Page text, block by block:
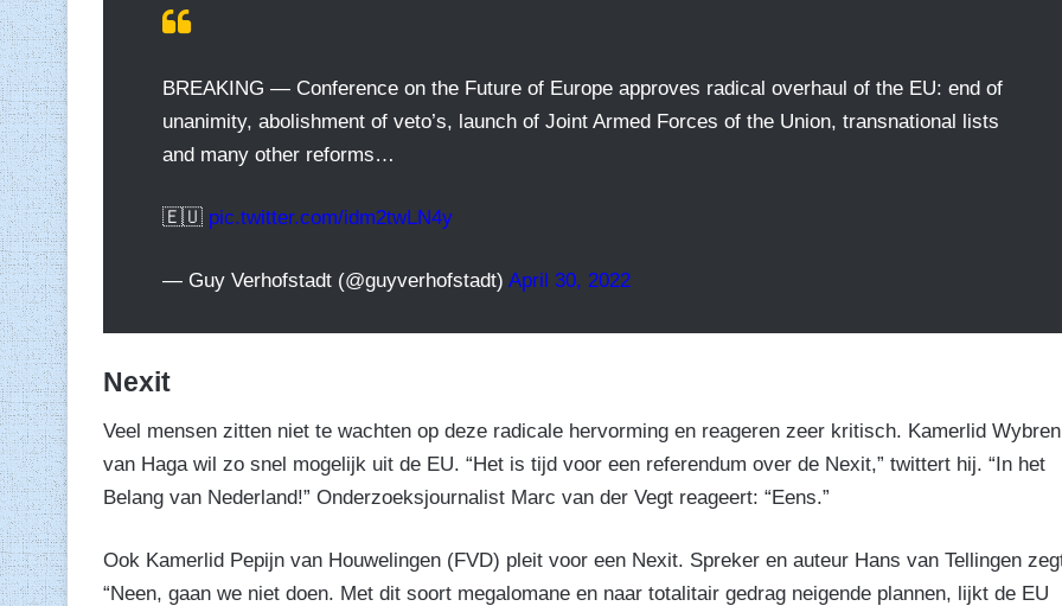
BREAKING — Conference on the Future of Europe approves radical overhaul of the EU: end of
unanimity, abolishment of veto’s, launch of Joint Armed Forces of the Union, transnational lists
and many other reforms…
🇪🇺 pic.twitter.com/idm2twLN4y
— Guy Verhofstadt (@guyverhofstadt) April 30, 2022
Nexit
Veel mensen zitten niet te wachten op deze radicale hervorming en reageren zeer kritisch. Kamerlid Wybren
van Haga wil zo snel mogelijk uit de EU. “Het is tijd voor een referendum over de Nexit,” twittert hij. “In het
Belang van Nederland!” Onderzoeksjournalist Marc van der Vegt reageert: “Eens.”
Ook Kamerlid Pepijn van Houwelingen (FVD) pleit voor een Nexit. Spreker en auteur Hans van Tellingen
“Neen, gaan we niet doen. Met dit soort megalomane en naar totalitair gedrag neigende plannen, lijkt de EU